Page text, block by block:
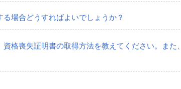
場合どうすればよいでしょうか？
格喪失証明書の取得方法を教えてください。また、